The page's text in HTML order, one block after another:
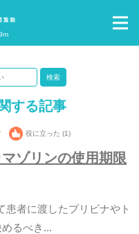
検索
する記事
役に立った (1)
マゾリ ンの使用期 限
患者に渡したプリ ビナや ト
めるべき ...